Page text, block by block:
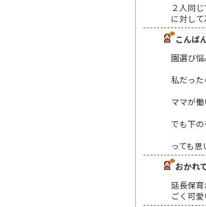
２人同
に対し
こんば
園選び悩
私だった
ママが
でも下の
っても思
おかれ
延長保
ごく可